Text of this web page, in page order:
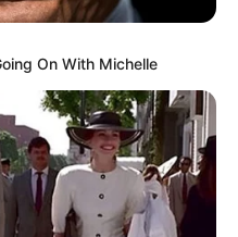
On With Michelle